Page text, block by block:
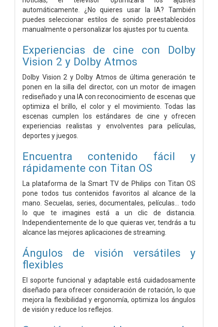
automáticamente. ¿No quieres usar la IA? También
puedes seleccionar estilos de sonido preestablecidos
manualmente o personalizar los ajustes por tu cuenta.
Experiencias de cine con Dolby
Vision 2 y Dolby Atmos
Dolby Vision 2 y Dolby Atmos de última generación te
ponen en la silla del director, con un motor de imagen
rediseñado y una IA con reconocimiento de escenas que
optimiza el brillo, el color y el movimiento. Todas las
escenas cumplen los estándares de cine y ofrecen
experiencias realistas y envolventes para películas,
deportes y juegos.
Encuentra contenido fácil y
rápidamente con Titan OS
La plataforma de la Smart TV de Philips con Titan OS
pone todos tus contenidos favoritos al alcance de la
mano. Secuelas, series, documentales, películas... todo
lo que te imagines está a un clic de distancia.
Independientemente de lo que quieras ver, tendrás a tu
alcance las mejores aplicaciones de streaming.
Ángulos de visión versátiles y
flexibles
El soporte funcional y adaptable está cuidadosamente
diseñado para ofrecer consideración de rotación, lo que
mejora la flexibilidad y ergonomía, optimiza los ángulos
de visión y reduce los reflejos.